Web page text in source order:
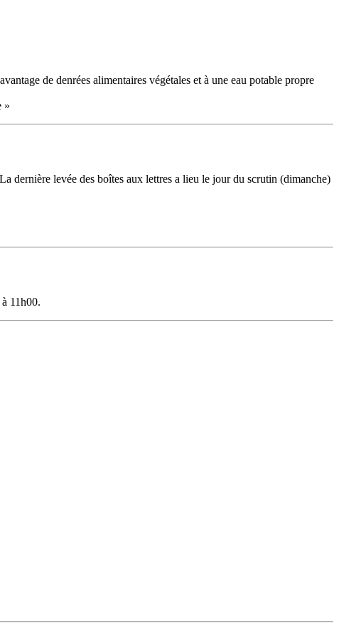
de denrées alimentaires végétales et à une eau potable propre
»
dernière levée des boîtes aux lettres a lieu le jour du scrutin (dimanche)
11h00.